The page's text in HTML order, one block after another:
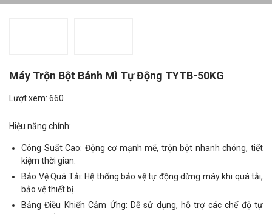
Máy Trộn Bột Bánh Mì Tự Động TYTB-50KG
Lượt xem: 660
Hiệu năng chính:
Công Suất Cao: Động cơ mạnh mẽ, trộn bột nhanh chóng, tiết
kiệm thời gian.
Bảo Vệ Quá Tải: Hệ thống bảo vệ tự động dừng máy khi quá tải,
bảo vệ thiết bị.
Bảng Điều Khiển Cảm Ứng: Dễ sử dụng, hỗ trợ các chế độ tự